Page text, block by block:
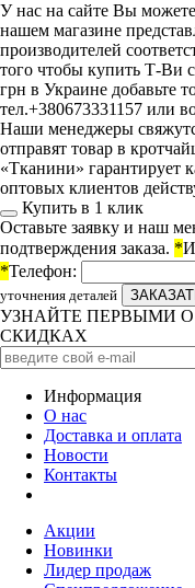
У нас на сайте Вы можете
нашем магазине
производителей
того чтобы купить Т-Ви
грн в Украине добавьте
тел.+380673331157 или
Наши менеджеры
отправят товар в
«Тканини» гарантирует
оптовых клиентов
Купить в 1 клик
Оставьте заявку и наш
подтверждения заказа. *
*Телефон:
уточнения деталей
УЗНАЙТЕ ПЕРВЫМИ
СКИДКАХ
Информация
О нас
Доставка и оплата
Новости
Контакты
Акции
Новинки
Лидер продаж